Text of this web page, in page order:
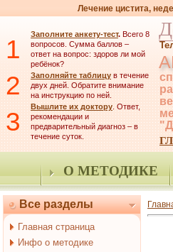
Лечение цистита,
1 Заполните анкету-тест. Всего 8
вопросов. Сумма баллов –
ответ на вопрос: здоров ли мой
ребёнок?
2 Заполняйте таблицу в течение
двух дней. Обратите внимание
на инструкцию по ней.
3 Вышлите их доктору. Ответ,
рекомендации и
предварительный диагноз – в
течение суток.
О МЕТОДИКЕ
Все разделы
Главная страница
Инфо о методике